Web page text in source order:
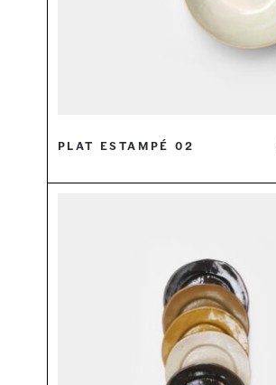
Plat estampé 02